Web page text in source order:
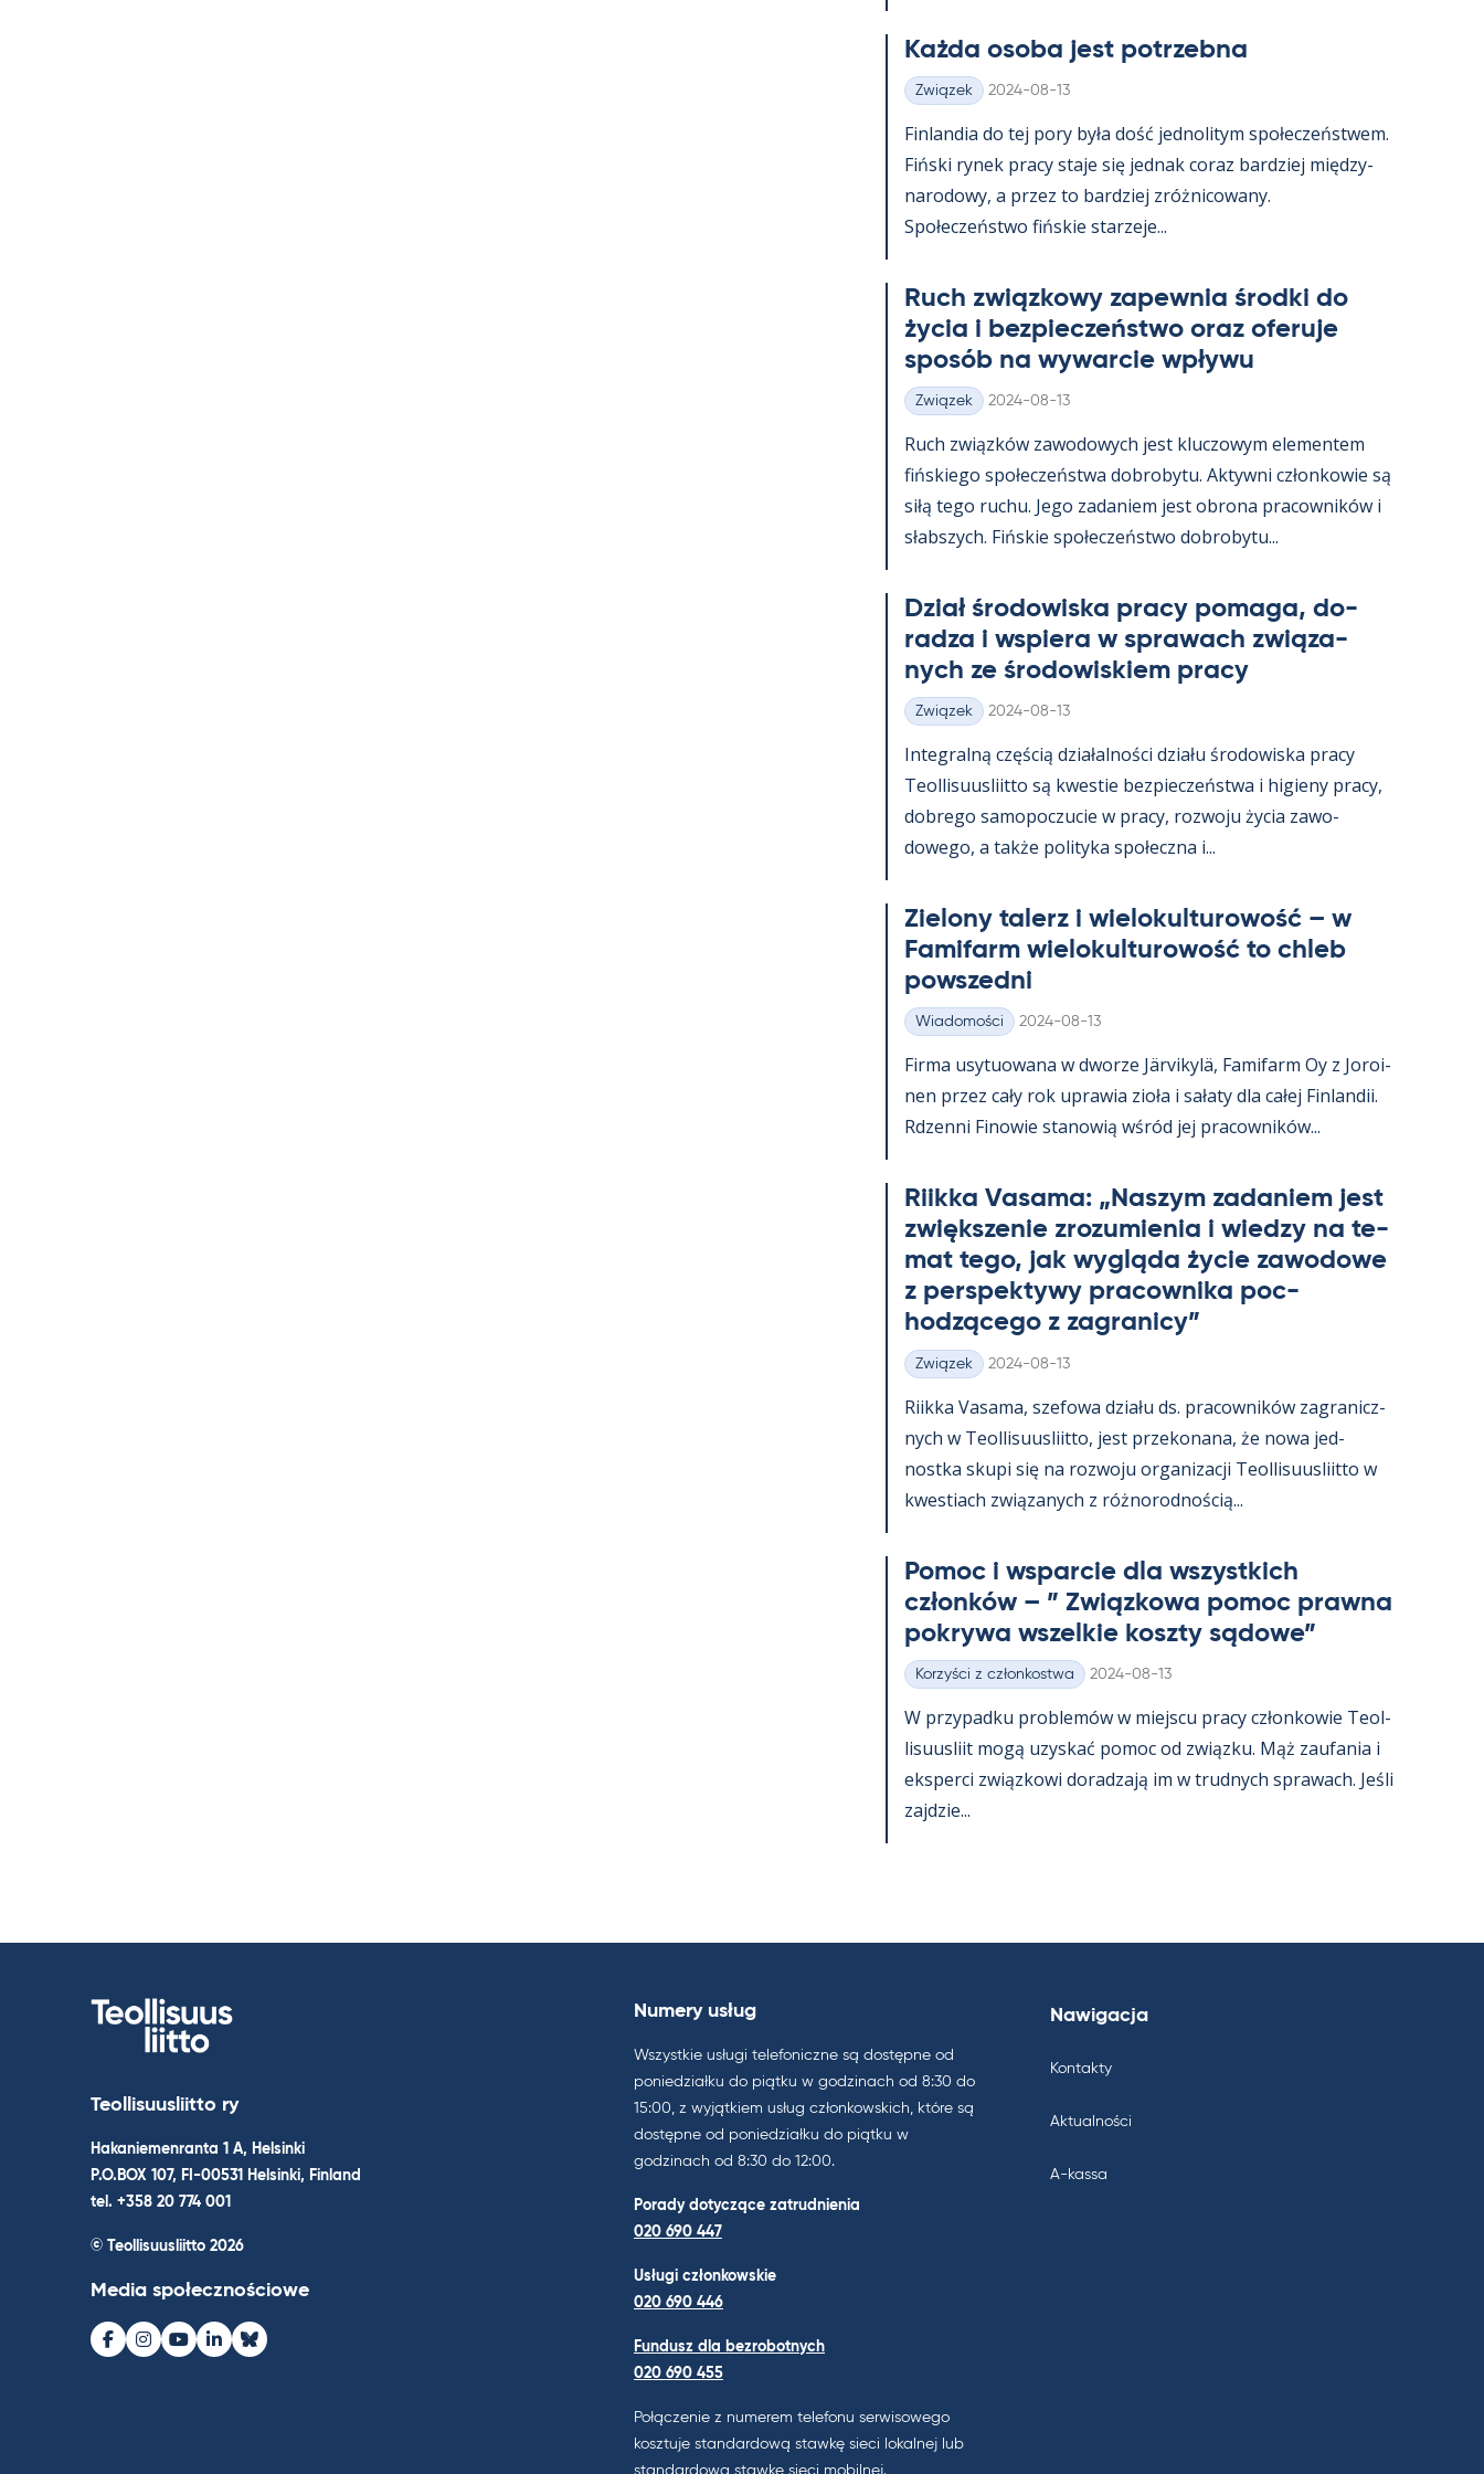
Każda osoba jest potrzebna
Kategorie
Związek Kirjoitettu
2024-08-13
Fin­lan­dia do tej pory była dość jed­no­li­tym społeczeństwem.
Fiński ry­nek pracy staje się jed­nak co­raz bardziej między­
na­ro­dowy, a przez to bardziej zróż­nicowany.
Społeczeństwo fińs­kie starzeje...
Ruch związ­kowy za­pew­nia środki do
życia i bez­pieczeństwo oraz ofe­ruje
sposób na wywarcie wpływu
Kategorie
Związek Kirjoitettu
2024-08-13
Ruch związków zawo­dowych jest kluczowym ele­men­tem
fińs­kiego społeczeństwa do­bro­bytu. Ak­tywni człon­kowie są
siłą tego ruchu. Jego za­da­niem jest obrona pracow­ników i
słabszych. Fińs­kie społeczeństwo do­bro­bytu...
Dział śro­dowiska pracy po­maga, do­
radza i ws­piera w sprawach związa­
nych ze śro­dowis­kiem pracy
Kategorie
Związek Kirjoitettu
2024-08-13
In­te­gralną częścią działal­ności działu śro­dowiska pracy
Teol­li­suus­liitto są kwes­tie bez­pieczeństwa i hi­gieny pracy,
dobrego sa­mo­poczucie w pracy, rozwoju życia zawo­
dowego, a także po­li­tyka społeczna i...
Zie­lony ta­lerz i wie­lo­kul­tu­rowość – w
Fa­mi­farm wie­lo­kul­tu­rowość to ch­leb
powszedni
Kategorie
Wiadomości Kirjoitettu
2024-08-13
Firma usy­tuowana w dworze Jär­vi­kylä, Fa­mi­farm Oy z Jo­roi­
nen przez cały rok uprawia zioła i sałaty dla całej Fin­lan­dii.
Rdzenni Fi­nowie sta­nowią wśród jej pracow­ników...
Riikka Va­sama: „Naszym za­da­niem jest
zwiększe­nie zrozu­mie­nia i wiedzy na te­
mat tego, jak wygląda życie zawo­dowe
z pers­pek­tywy pracow­nika poc­
hodzącego z za­gra­nicy”
Kategorie
Związek Kirjoitettu
2024-08-13
Riikka Va­sama, sze­fowa działu ds. pracow­ników za­gra­nicz­
nych w Teol­li­suus­liitto, jest prze­ko­nana, że nowa jed­
nostka skupi się na rozwoju or­ga­nizacji Teol­li­suus­liitto w
kwes­tiach związa­nych z róż­no­rod­nością...
Po­moc i ws­parcie dla wszyst­kich
członków – ” Związ­kowa po­moc prawna
pok­rywa wszel­kie koszty są­dowe”
Kategorie
Korzyści z członkostwa Kirjoitettu
2024-08-13
W przy­padku problemów w miejscu pracy człon­kowie Teol­
li­suus­liit mogą uzys­kać po­moc od związku. Mąż zau­fa­nia i
eks­perci związ­kowi do­radzają im w trud­nych sprawach. Jeśli
zajdzie...
Teollisuusliitto ry
Hakaniemenranta 1 A, Helsinki
P.O.BOX 107, FI-00531 Helsinki, Finland
tel. +358 20 774 001
© Teollisuusliitto 2026
Media społecznościowe
Facebook
Instagram
Youtube
LinkedInBluesky
Numery usług
Wszystkie usługi telefoniczne są dostępne od
poniedziałku do piątku w godzinach od 8:30 do
15:00, z wyjątkiem usług członkowskich, które są
dostępne od poniedziałku do piątku w
godzinach od 8:30 do 12:00.
Porady dotyczące zatrudnienia
020 690 447
Usługi członkowskie
020 690 446
Fundusz dla bezrobotnych
020 690 455
Połączenie z numerem telefonu serwisowego
kosztuje standardową stawkę sieci lokalnej lub
standardową stawkę sieci mobilnej.
Nawigacja
Kontakty
Aktualności
A-kassa